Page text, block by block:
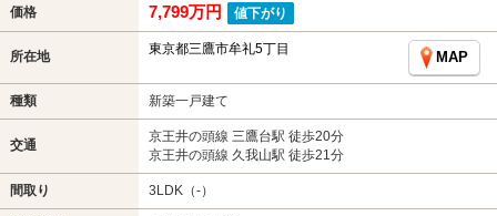
価格 7,799万円 値下がり
所在地 東京都三鷹市牟礼5丁目
MAP
種類 新築一戸建て
交通
京王井の頭線 三鷹台駅 徒歩20分
京王井の頭線 久我山駅 徒歩21分
間取り 3LDK（-）